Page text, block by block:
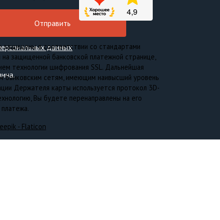
данных
в соответствии со стандартами
защищенной банковской платежной странице,
технологии шифрования SSL. Дальнейшая
сетям, имеющим наивысший уровень
Держателя карты используется протокол 3D-
Вы будете перенаправлены на его
- Flaticon